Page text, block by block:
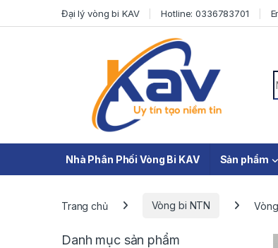
Skip to navigation
Skip to contentĐại lý vòng bi KAV Hotline: 0336783701
Nhà Phân Phối Vòng Bi KAV Sản phẩm
Trang chủ Vòng bi NTN
Danh mục sản phẩm